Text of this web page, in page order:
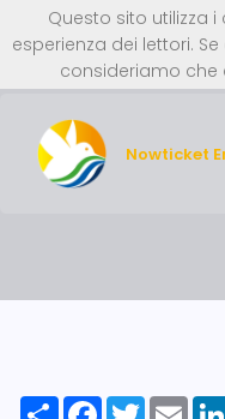
Italiano
English
Deutsch
Nederlands
Nowticket
ShareFacebook
Twitter
Questo sito utilizza
esperienza dei lettori.
consideriamo che